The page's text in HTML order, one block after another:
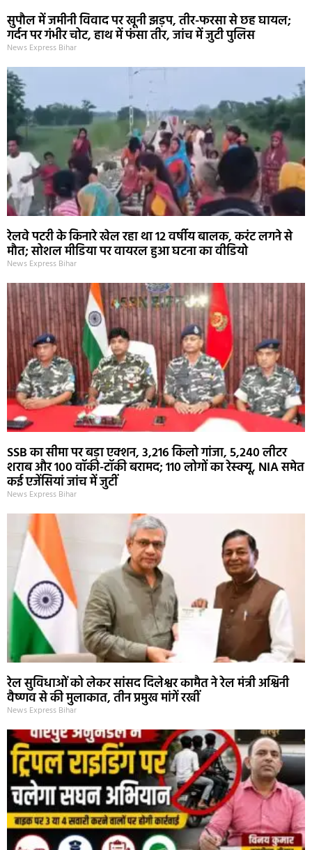
सुपौल में जमीनी विवाद पर खूनी झड़प, तीर-फरसा से छह घायल;
गर्दन पर गंभीर चोट, हाथ में फंसा तीर, जांच में जुटी पुलिस
News Express Bihar
रेलवे पटरी के किनारे खेल रहा था 12 वर्षीय बालक, करंट लगने से
मौत; सोशल मीडिया पर वायरल हुआ घटना का वीडियो
News Express Bihar
SSB का सीमा पर बड़ा एक्शन, 3,216 किलो गांजा, 5,240 लीटर
शराब और 100 वॉकी-टॉकी बरामद; 110 लोगों का रेस्क्यू, NIA समेत
कई एजेंसियां जांच में जुटीं
News Express Bihar
रेल सुविधाओं को लेकर सांसद दिलेश्वर कामैत ने रेल मंत्री अश्विनी
वैष्णव से की मुलाकात, तीन प्रमुख मांगें रखीं
News Express Bihar